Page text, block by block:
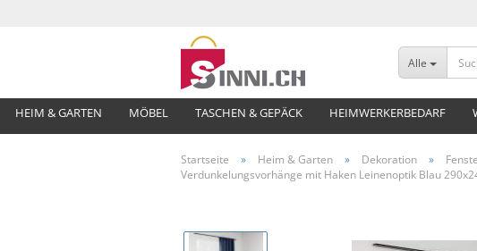
Alle
HEIM & GARTEN MÖBEL TASCHEN & GEPÄCK HEIMWERKERBEDARF
Startseite » Heim & Garten » Dekoration »
Verdunkelungsvorhänge mit Haken Leinenoptik Blau